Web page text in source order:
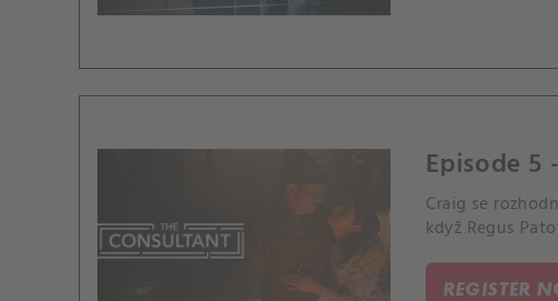
Episode 5
Craig se
když Regus
REGISTER